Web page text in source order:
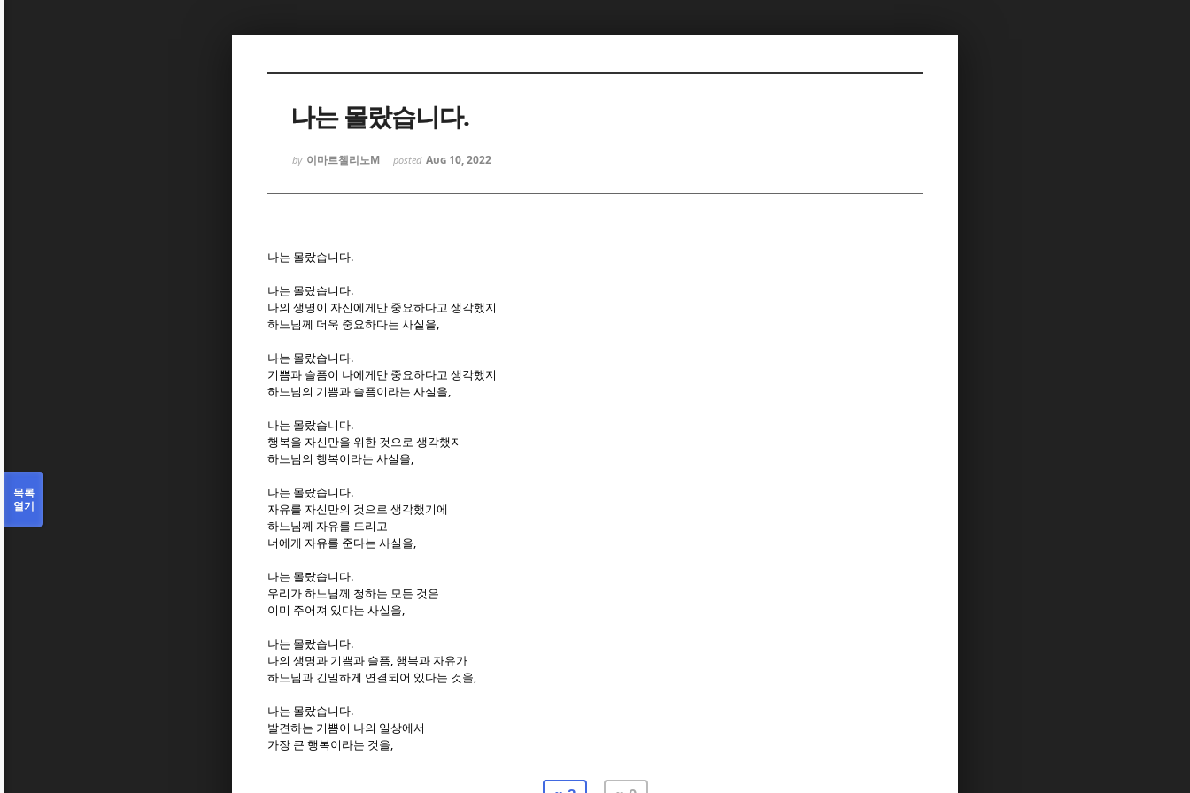
나는 몰랐습니다.
by 이마르첼리노M posted Aug 10, 2022
나는 몰랐습니다.
나는 몰랐습니다.
나의 생명이 자신에게만 중요하다고 생각했지
하느님께 더욱 중요하다는 사실을,
나는 몰랐습니다.
기쁨과 슬픔이 나에게만 중요하다고 생각했지
하느님의 기쁨과 슬픔이라는 사실을,
나는 몰랐습니다.
행복을 자신만을 위한 것으로 생각했지
하느님의 행복이라는 사실을,
나는 몰랐습니다.
자유를 자신만의 것으로 생각했기에
하느님께 자유를 드리고
너에게 자유를 준다는 사실을,
나는 몰랐습니다.
우리가 하느님께 청하는 모든 것은
이미 주어져 있다는 사실을,
나는 몰랐습니다.
나의 생명과 기쁨과 슬픔, 행복과 자유가
하느님과 긴밀하게 연결되어 있다는 것을,
나는 몰랐습니다.
발견하는 기쁨이 나의 일상에서
가장 큰 행복이라는 것을,
목록
열기
Sketchbook5, 스케치북5
Sketchbook5, 스케치북5